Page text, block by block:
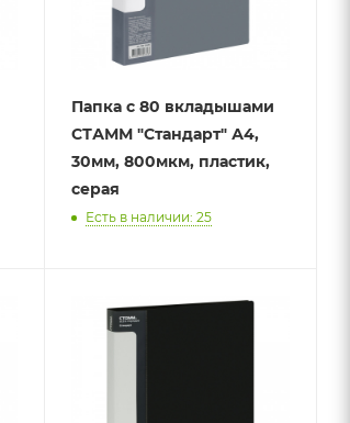
Папка с 80 вкладышами
СТАММ "Стандарт" А4,
30мм, 800мкм, пластик,
серая
Есть в наличии: 25